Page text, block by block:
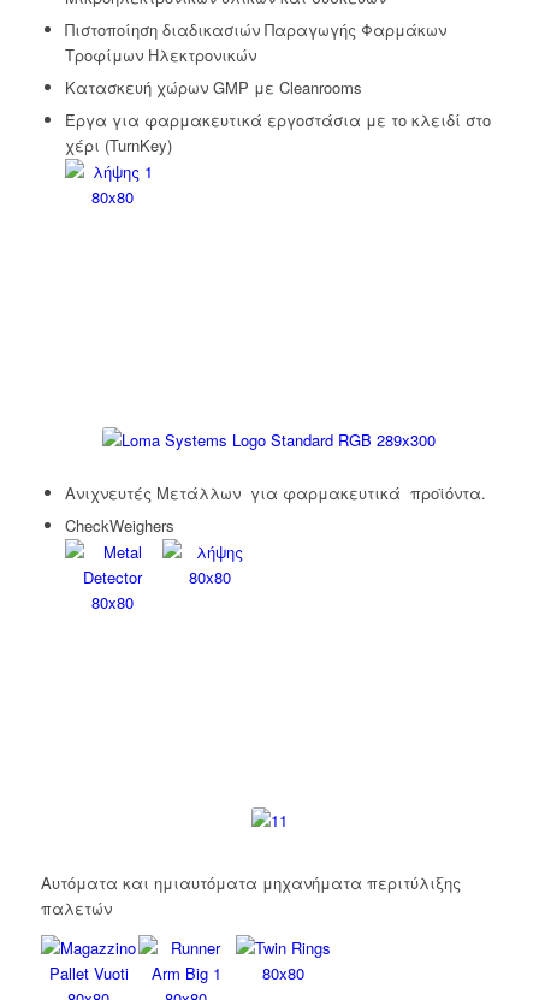
Πιστοποίηση διαδικασιών Παραγωγής Φαρμάκων
Τροφίμων Ηλεκτρονικών
Κατασκευή χώρων GMP με Cleanrooms
Έργα για φαρμακευτικά εργοστάσια με το κλειδί στο
χέρι (TurnKey)
Ανιχνευτές Μετάλλων για φαρμακευτικά προϊόντα.
CheckWeighers
Αυτόματα και ημιαυτόματα μηχανήματα περιτύλιξης
παλετών